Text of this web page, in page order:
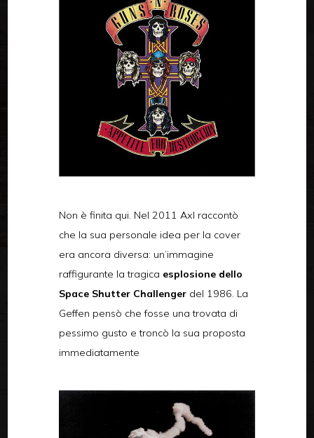
Non è finita qui. Nel 2011 Axl raccontò
che la sua personale idea per la cover
era ancora diversa: un’immagine
raffigurante la tragica esplosione dello
Space Shutter Challengerdel 1986. La
Geffen pensò che fosse una trovata di
pessimo gusto e troncò la sua proposta
immediatamente